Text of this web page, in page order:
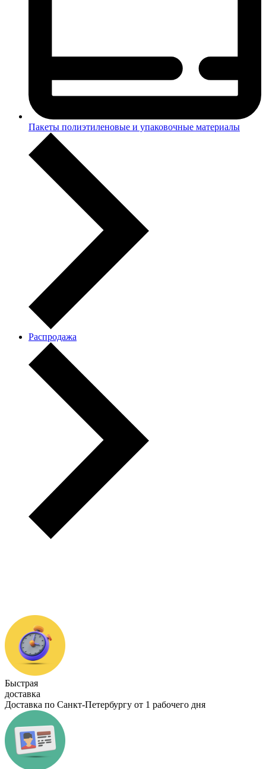
Пакеты полиэтиленовые и упаковочные материалы
Распродажа
Быстрая
доставка
Доставка по Санкт-Петербургу от 1 рабочего дня